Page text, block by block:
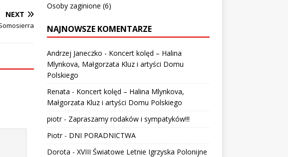
NEXT
Osoby zaginione (6)
NAJNOWSZE KOMENTARZE
Andrzej Janeczko - Koncert kolęd – Halina
Mlynkova, Małgorzata Kluz i artyści Domu
Polskiego
Renata - Koncert kolęd – Halina Mlynkova,
Małgorzata Kluz i artyści Domu Polskiego
piotr- Zapraszamy rodaków i sympatyków!!!
Piotr- DNI PORADNICTWA
Dorota - XVIII Światowe Letnie Igrzyska Polonijne